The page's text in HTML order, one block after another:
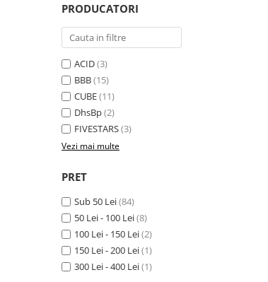
Oglinzi bicicleta
Cricuri bicicleta
Aparatori noroi bicicleta
Suport bicicleta
Lumini bicicleta
Computer bicicleta
Anvelopa bicicleta
Camera bicicleta
Pinioane
Lant bicicleta
PRODUCATORI
ACID(3)
BBB(15)
CUBE(11)
DhsBp(2)
FIVESTARS(3)
Vezi mai multe
PRET
Sub 50 Lei(84)
50 Lei - 100 Lei(8)
100 Lei - 150 Lei(2)
150 Lei - 200 Lei(1)
300 Lei - 400 Lei(1)